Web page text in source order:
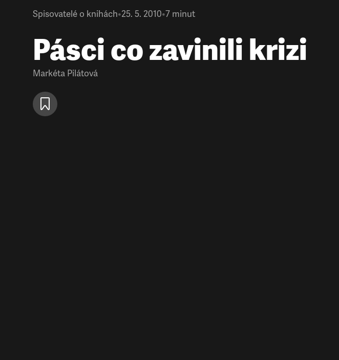
Spisovatelé o knihách•25. 5. 2010•7 minut
Pásci co zavinili krizi
Markéta Pilátová